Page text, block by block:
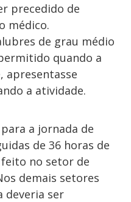
precedido de
médico.
de grau médio
quando a
apresentasse
a atividade.
a jornada de
de 36 horas de
no setor de
demais setores
deveria ser